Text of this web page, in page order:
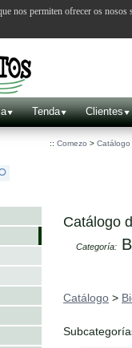
Tenda Clientes
:: Comezo > Catálogo
Catálogo
Categoría:
Catálogo >
nos permiten ofrecer os